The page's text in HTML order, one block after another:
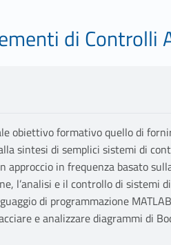
di Controlli
obiettivo formativo quello di
sintesi di semplici sistemi di
approccio in frequenza basato
l’analisi e il controllo di sistemi
di programmazione
e analizzare diagrammi di